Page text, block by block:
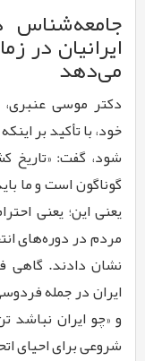
جامعه‌شناس
ایرانیان در
می‌دهد
دکتر موسی عنبری،
خود، با تأکید بر
شود، گفت: «تاریخ
گوناگون است و ما
یعنی این؛ یعنی
مردم در دوره‌های
نشان دادند.
ایران در جمله
و «چو ایران
شروعی برای احیای